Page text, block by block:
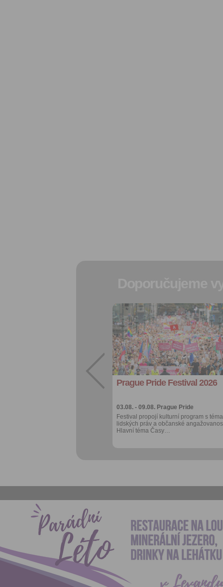
Prague Pride Festival 2026
03.08. - 09.08. Prague Pride
Festival propojí kulturní program s
lidských práv a občanské
Hlavní téma Časy…
Přidat do
oblíbených
Sdílet:
Facebook
export do
kalendáře
Více výhod pro